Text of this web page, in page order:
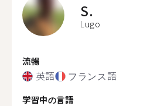
S.
Lugo
流暢
英語 フランス語
学習中の言語